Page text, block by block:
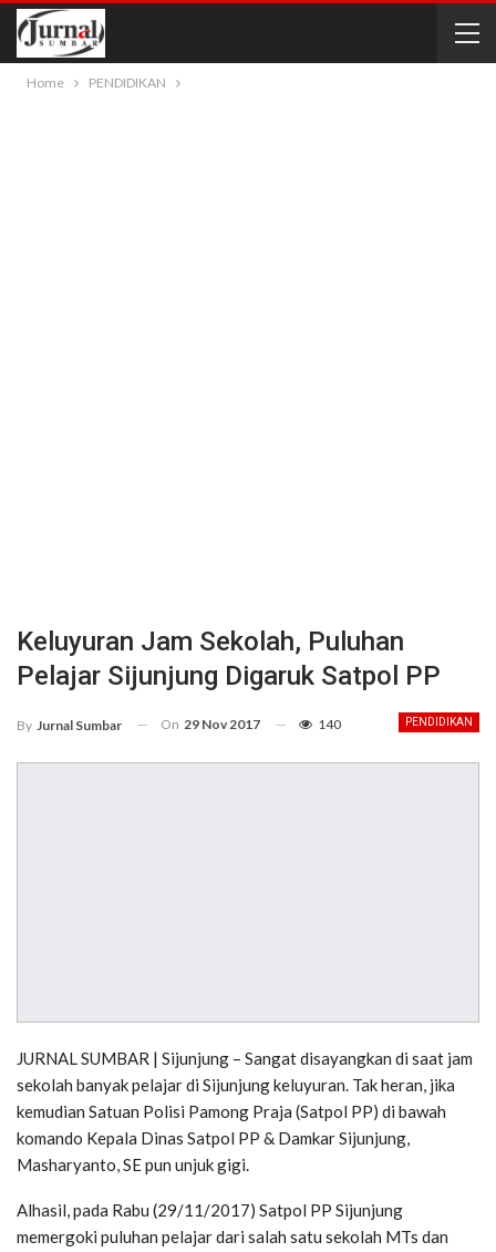
Home PENDIDIKAN
Keluyuran Jam Sekolah, Puluhan
Pelajar Sijunjung Digaruk Satpol PP
PENDIDIKAN
By Jurnal Sumbar On 29 Nov 2017 140
JURNAL SUMBAR | Sijunjung – Sangat disayangkan di saat jam
sekolah banyak pelajar di Sijunjung keluyuran. Tak heran, jika
kemudian Satuan Polisi Pamong Praja (Satpol PP) di bawah
komando Kepala Dinas Satpol PP & Damkar Sijunjung,
Masharyanto, SE pun unjuk gigi.
Alhasil, pada Rabu (29/11/2017) Satpol PP Sijunjung
memergoki puluhan pelajar dari salah satu sekolah MTs dan